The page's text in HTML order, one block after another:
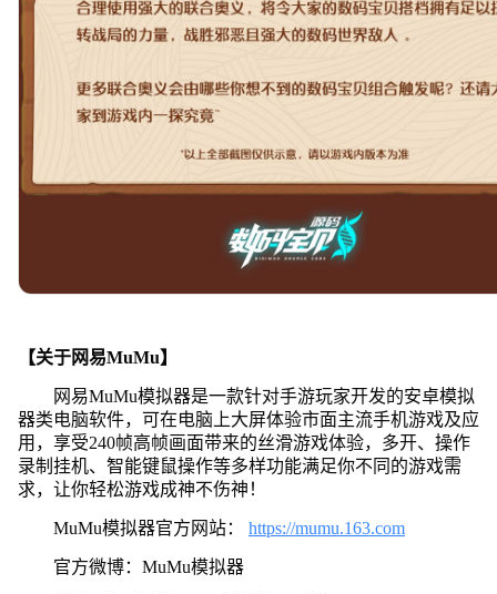
【关于网易MuMu】
网易MuMu模拟器是一款针对手游玩家开发的安卓模拟
器类电脑软件，可在电脑上大屏体验市面主流手机游戏及应
用，享受240帧高帧画面带来的丝滑游戏体验，多开、操作
录制挂机、智能键鼠操作等多样功能满足你不同的游戏需
求，让你轻松游戏成神不伤神！
MuMu模拟器官方网站： https://mumu.163.com
官方微博：MuMu模拟器